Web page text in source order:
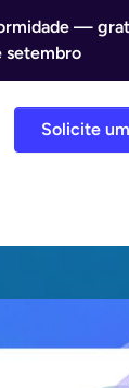
—
setembro
Solicite